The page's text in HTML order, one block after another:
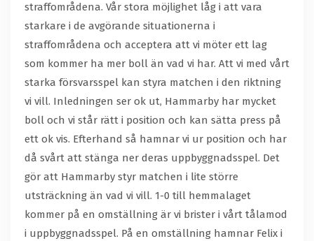
straffområdena. Vår stora möjlighet låg i att vara
starkare i de avgörande situationerna i
straffområdena och acceptera att vi möter ett lag
som kommer ha mer boll än vad vi har. Att vi med vårt
starka försvarsspel kan styra matchen i den riktning
vi vill. Inledningen ser ok ut, Hammarby har mycket
boll och vi står rätt i position och kan sätta press på
ett ok vis. Efterhand så hamnar vi ur position och har
då svårt att stänga ner deras uppbyggnadsspel. Det
gör att Hammarby styr matchen i lite större
utsträckning än vad vi vill. 1-0 till hemmalaget
kommer på en omställning är vi brister i vårt tålamod
i uppbyggnadsspel. På en omställning hamnar Felix i